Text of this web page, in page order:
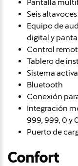
Pantalla
Seis altavoces
Equipo de
digital y
Control
Tablero de
Sistema
Bluetooth
Conexión
Integración
999, 999, 0 y
Puerto de
Confort